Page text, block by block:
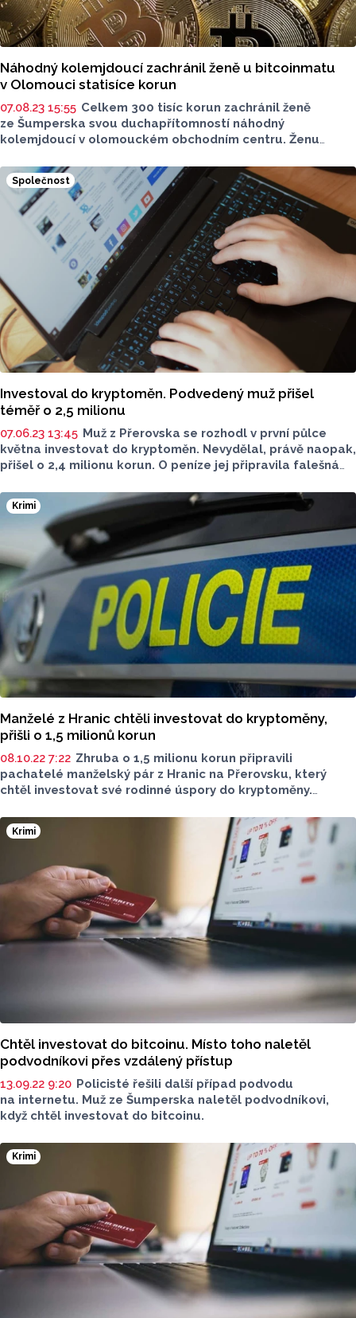
Náhodný kolemjdoucí zachránil ženě u bitcoinmatu
v Olomouci statisíce korun
07.08.23 15:55 Celkem 300 tisíc korun zachránil ženě
ze Šumperska svou duchapřítomností náhodný
kolemjdoucí v olomouckém obchodním centru. Ženu
napadení jejího bankovního účtu vkládala své peníze
do bitcoinmatu. Oběti podvodníků celou situaci vysvětil,
i tak však žena přišla o 200 tisíc korun, které tam do jeho
příchodu vložila.
Společnost
Investoval do kryptoměn. Podvedený muž přišel
téměř o 2,5 milionu
07.06.23 13:45 Muž z Přerovska se rozhodl v první půlce
května investovat do kryptoměn. Nevydělal, právě naopak,
přišel o 2,4 milionu korun. O peníze jej připravila falešná
Krimi
Manželé z Hranic chtěli investovat do kryptoměny,
přišli o 1,5 milionů korun
08.10.22 7:22 Zhruba o 1,5 milionu korun připravili
pachatelé manželský pár z Hranic na Přerovsku, který
chtěl investovat své rodinné úspory do kryptoměny.
spojili prostřednictvím mobilního telefonu a elektronické
pošty. Po zpřístupnění počítače nejprve připravili muže
zhruba o 700 tisíc korun, poté z účtu manželky získali
dalších 750 tisíc korun. Škoda však není celková, o další
peníze přišli manželé poté, co se za poplatky snažili získat
své peníze zpět, sdělila mluvčí policie Miluše Zajícová.
Krimi
Chtěl investovat do bitcoinu. Místo toho naletěl
podvodníkovi přes vzdálený přístup
13.09.22 9:20 Policisté řešili další případ podvodu
na internetu. Muž ze Šumperska naletěl podvodníkovi,
když chtěl investovat do bitcoinu.
Krimi